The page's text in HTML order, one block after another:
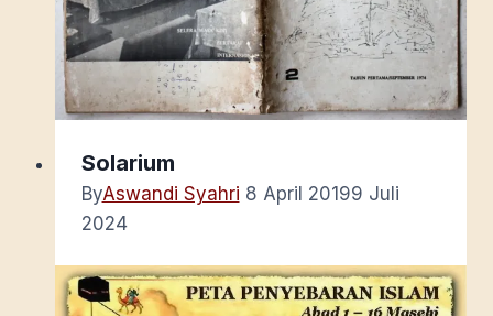
Solarium
ByAswandi Syahri 8 April 20199 Juli
2024